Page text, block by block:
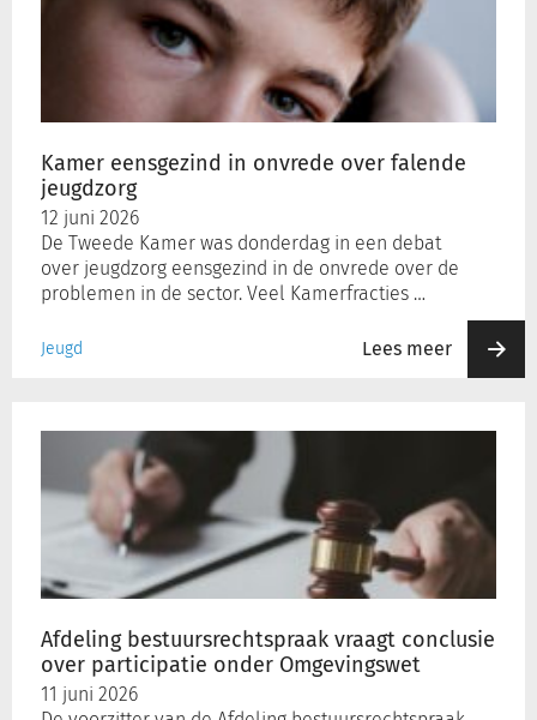
Kamer eensgezind in onvrede over falende
jeugdzorg
12 juni 2026
De Tweede Kamer was donderdag in een debat
over jeugdzorg eensgezind in de onvrede over de
problemen in de sector. Veel Kamerfracties …
Jeugd Lees meer
Afdeling bestuursrechtspraak vraagt conclusie
over participatie onder Omgevingswet
11 juni 2026
bestuursrechtspraak
conclusie
participatie
onder
Omgevingswet